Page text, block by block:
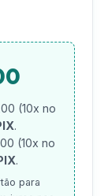
(10x no
.
(10x no
.
para